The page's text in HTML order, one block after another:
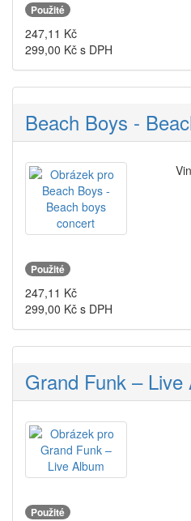
Použité
247,11 Kč
299,00 Kč s DPH
Beach Boys -
Použité
247,11 Kč
299,00 Kč s DPH
Grand Funk – Live
Použité